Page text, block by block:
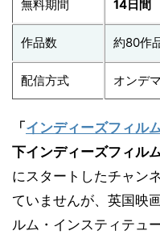
無料期間 14日間
作品数 約80作
配信方式 オンデ
「 インディーズフィル
下インディーズフィル
にスタートしたチャン
ていませんが、英国映
ルム・インスティテュ